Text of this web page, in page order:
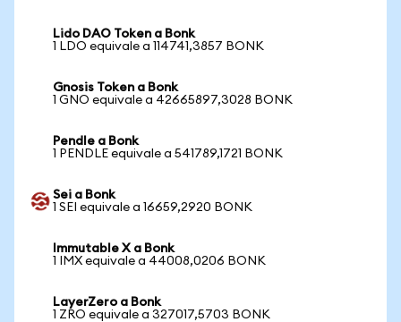
Lido DAO Token a Bonk
1 LDO equivale a 114741,3857 BONK
Gnosis Token a Bonk
1 GNO equivale a 42665897,3028 BONK
Pendle a Bonk
1 PENDLE equivale a 541789,1721 BONK
Sei a Bonk
1 SEI equivale a 16659,2920 BONK
Immutable X a Bonk
1 IMX equivale a 44008,0206 BONK
LayerZero a Bonk
1 ZRO equivale a 327017,5703 BONK